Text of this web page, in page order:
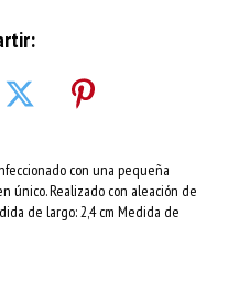
con una pequeña
único. Realizado con aleación de
de largo: 2,4 cm Medida de